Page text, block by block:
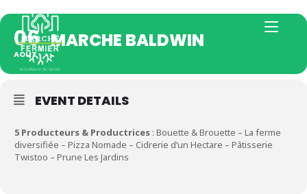
06
AOÛT
MARCHE BALDWIN
EVENT DETAILS
5 Producteurs & Productrices : Bouette & Brouette – La ferme
diversifiée – Pizza Nomade – Cidrerie d’un Hectare – Pâtisserie
Twistoo – Prune Les Jardins